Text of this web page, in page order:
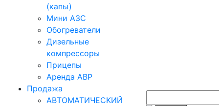
(капы)
Мини АЗС
Обогреватели
Дизельные
компрессоры
Прицепы
Аренда АВР
Продажа
АВТОМАТИЧЕСКИЙ